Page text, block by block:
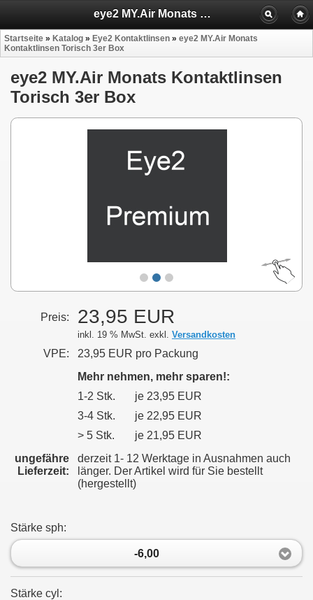
eye2 MY.Air Monats Kontaktlinsen Torisch 3er Box
Startseite » Katalog » Eye2 Kontaktlinsen » eye2 MY.Air Monats
Kontaktlinsen Torisch 3er Box
eye2 MY.Air Monats Kontaktlinsen
Torisch 3er Box
Preis: 23,95 EUR
inkl. 19 % MwSt. exkl. Versandkosten
VPE:
23,95 EUR pro Packung
Mehr nehmen, mehr sparen!:
1-2 Stk.
je 23,95 EUR
3-4 Stk.
je 22,95 EUR
> 5 Stk.
je 21,95 EUR
ungefähre
Lieferzeit:
derzeit 1- 12 Werktage in Ausnahmen auch
länger. Der Artikel wird für Sie bestellt
(hergestellt)
Stärke sph:
-6,00
Stärke cyl: